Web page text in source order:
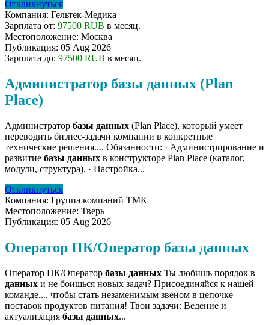
Откликнуться
Компания: Гельтек-Медика
Зарплата от: 97500 RUB в месяц.
Местоположение: Москва
Публикация: 05 Aug 2026
Зарплата до: 97500 RUB в месяц.
Администратор базы данных (Plan
Place)
Администратор базы данных (Plan Place), который умеет
переводить бизнес-задачи компании в конкретные
технические решения.... Обязанности: · Администрирование и
развитие базы данных в конструкторе Plan Place (каталог,
модули, структура). · Настройка...
Откликнуться
Компания: Группа компаний ТМК
Местоположение: Тверь
Публикация: 05 Aug 2026
Оператор ПК/Оператор базы данных
Оператор ПК/Оператор базы данных Ты любишь порядок в
данных и не боишься новых задач? Присоединяйся к нашей
команде..., чтобы стать незаменимым звеном в цепочке
поставок продуктов питания! Твои задачи: Ведение и
актуализация базы данных...